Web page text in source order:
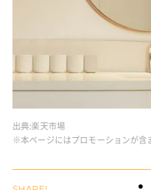
出典:楽天市場
※本ページにはプロモーションが含